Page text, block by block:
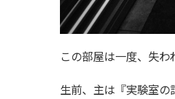
この部屋は一度、失
生前、主は『実験室